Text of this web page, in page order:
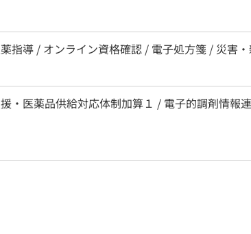
指導 / オンライン資格確認 / 電子処方箋 / 災害
・医薬品供給対応体制加算１ / 電子的調剤情報